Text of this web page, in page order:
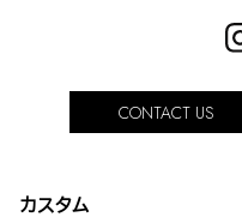
CONTACT US
カスタム